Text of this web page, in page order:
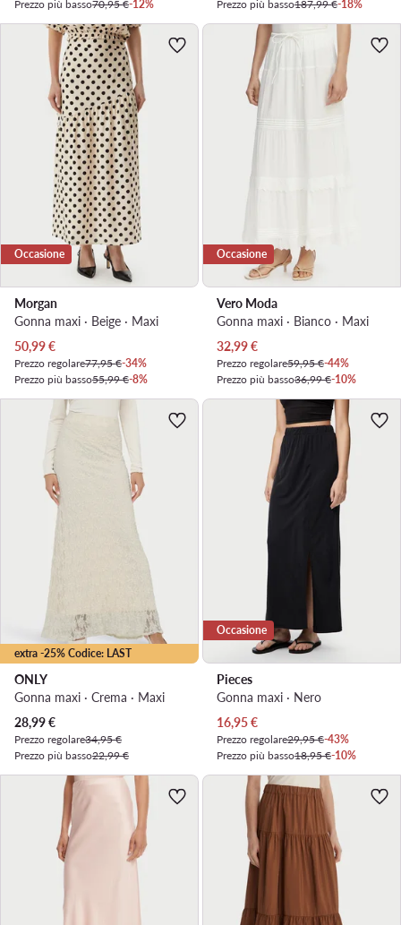
Prezzo più basso70,95 €-12% Prezzo più basso187,99 €-18%
Occasione
Morgan
Gonna maxi · Beige · Maxi
Prezzo attuale
50,99€
Prezzo regolare77,95 €-34%
Prezzo più basso55,99 €-8%
Occasione
Vero Moda
Gonna maxi · Bianco · Maxi
Prezzo attuale
32,99€
Prezzo regolare59,95 €-44%
Prezzo più basso36,99 €-10%
extra -25% Codice: LAST
ONLY
Gonna maxi · Crema · Maxi
Prezzo attuale
28,99€
Prezzo regolare34,95 €
Prezzo più basso22,99 €
Occasione
Pieces
Gonna maxi · Nero
Prezzo attuale
16,95€
Prezzo regolare29,95 €-43%
Prezzo più basso18,95 €-10%